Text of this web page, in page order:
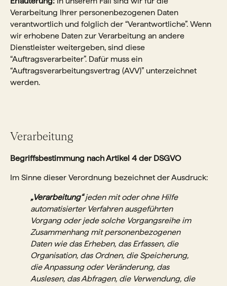
Verarbeitung Ihrer personenbezogenen Daten
verantwortlich und folglich der “Verantwortliche”. Wenn
wir erhobene Daten zur Verarbeitung an andere
Dienstleister weitergeben, sind diese
“Auftragsverarbeiter”. Dafür muss ein
“Auftragsverarbeitungsvertrag (AVV)” unterzeichnet
werden.
Verarbeitung
Begriffsbestimmung nach Artikel 4 der DSGVO
Im Sinne dieser Verordnung bezeichnet der Ausdruck:
„Verarbeitung“ jeden mit oder ohne Hilfe
automatisierter Verfahren ausgeführten
Vorgang oder jede solche Vorgangsreihe im
Zusammenhang mit personenbezogenen
Daten wie das Erheben, das Erfassen, die
Organisation, das Ordnen, die Speicherung,
die Anpassung oder Veränderung, das
Auslesen, das Abfragen, die Verwendung, die